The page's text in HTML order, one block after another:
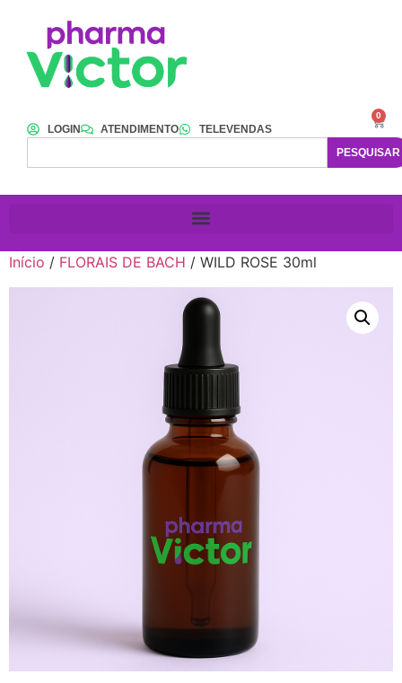
LOGIN ATENDIMENTO
TELEVENDAS
PESQUISAR
0
Início / FLORAIS DE BACH / WILD ROSE 30ml